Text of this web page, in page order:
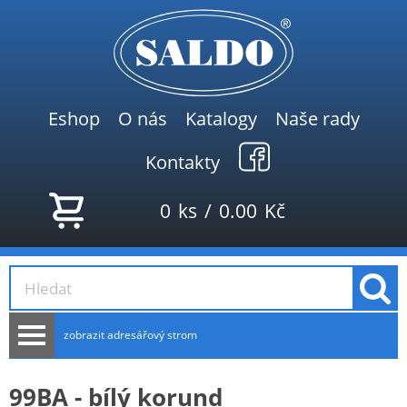
Eshop O nás Katalogy
Naše rady
Kontakty
0 ks / 0.00 Kč
zobrazit adresářový strom
NOVINKY
99BA - bílý korund